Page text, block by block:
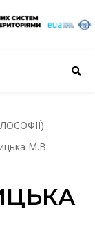
М.В.